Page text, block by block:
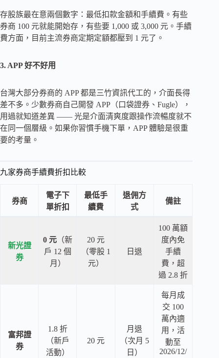
存股族最在意兩個數字：最低扣款金額和手續費。有些
券商 100 元就能開始存，有些要 1,000 或 3,000 元。手續
費方面，目前主流券商定期定額都壓到 1 元了。
3. APP 好不好用
台灣大部分券商的 APP 都是三竹資訊代工的，介面長得
差不多。少數券商自己開發 APP（口袋證券、Fugle），
用過就知道差異 —— 光是介面清爽度跟操作流暢度就不
在同一個層級。如果你習慣手機下單，APP 體驗是很重
要的考量。
九家券商手續費折扣比較
券商
電子下
單折扣
最低手
續費
退佣方
式
備註
新光證
券
0 元（新
戶 12 個
月）
20 元
（零股 1
元）
日退
100 萬額
度內免
手續
費，超
過 2.8 折
富邦證
券
1.8 折
（新戶
活動）
20 元
月退
（次月 5
日）
每月成
交 100
萬內適
用，活
動至
2026/12/